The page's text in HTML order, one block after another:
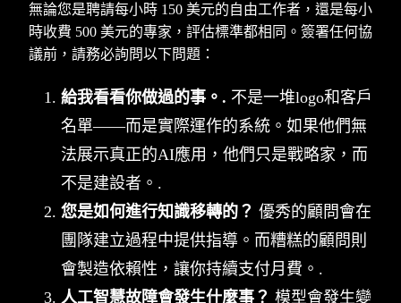
無論您是聘請每小時 150 美元的自由工作者，還是每小
時收費 500 美元的專家，評估標準都相同。簽署任何協
議前，請務必詢問以下問題：
給我看看你做過的事。. 不是一堆logo和客戶
名單——而是實際運作的系統。如果他們無
法展示真正的AI應用，他們只是戰略家，而
不是建設者。.
您是如何進行知識移轉的？ 優秀的顧問會在
團隊建立過程中提供指導。而糟糕的顧問則
會製造依賴性，讓你持續支付月費。.
人工智慧故障會發生什麼事？ 模型會發生變